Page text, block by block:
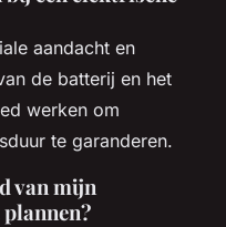
aandacht en
de batterij en het
werken om
te garanderen.
van mijn